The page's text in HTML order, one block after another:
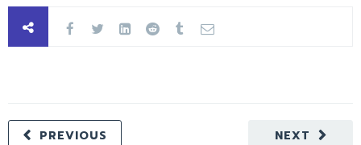
NEXT
PREVIOUS